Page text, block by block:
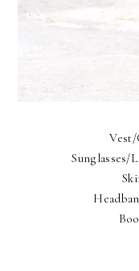
Vest/
Sunglasses/